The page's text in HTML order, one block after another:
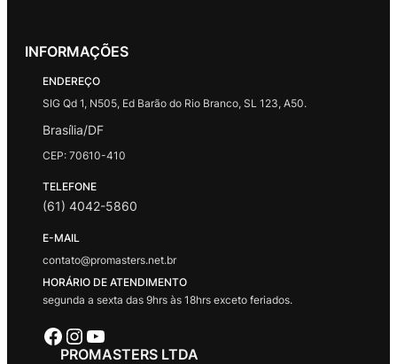
INFORMAÇÕES
ENDEREÇO
SIG Qd 1, N505, Ed Barão do Rio Branco, SL 123, A50.
Brasília/DF
CEP: 70610-410
TELEFONE
(61) 4042-5860
E-MAIL
contato@promasters.net.br
HORÁRIO DE ATENDIMENTO
segunda a sexta das 9hrs às 18hrs exceto feriados.
Facebook Instagram Youtube
PROMASTERS LTDA